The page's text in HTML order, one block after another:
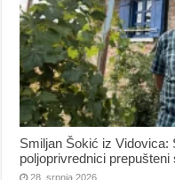
Smiljan Šokić iz Vidovica:
poljoprivrednici
28. srpnja 2026.